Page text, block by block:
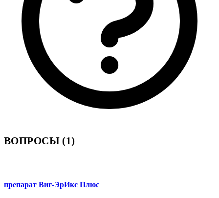
ВОПРОСЫ (1)
препарат Виг-ЭрИкс Плюс